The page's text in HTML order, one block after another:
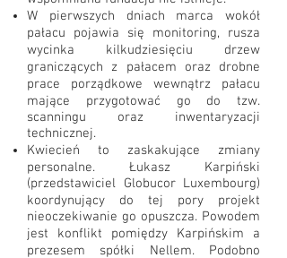
W pierwszych dniach marca wokół
pałacu pojawia się monitoring, rusza
wycinka kilkudziesięciu drzew
graniczących z pałacem oraz drobne
prace porządkowe wewnątrz pałacu
mające przygotować go do tzw.
scanningu oraz inwentaryzacji
technicznej.
Kwiecień to zaskakujące zmiany
personalne. Łukasz Karpiński
(przedstawiciel Globucor Luxembourg)
koordynujący do tej pory projekt
nieoczekiwanie go opuszcza. Powodem
jest konflikt pomiędzy Karpińskim a
prezesem spółki Nellem. Podobno